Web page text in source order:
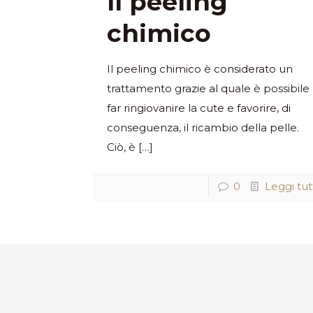
chimico
Il peeling chimico è considerato un
trattamento grazie al quale è possibile
far ringiovanire la cute e favorire, di
conseguenza, il ricambio della pelle.
Ciò, è […]
0 Leggi